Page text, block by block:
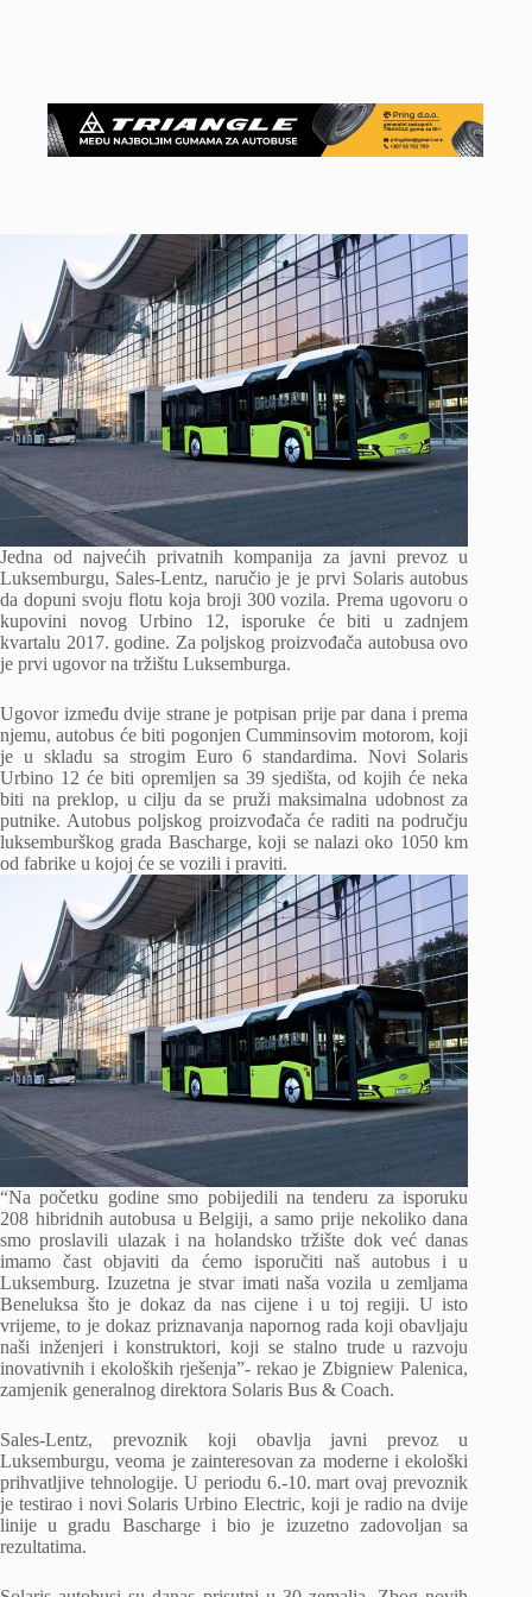
Jedna od najvećih privatnih kompanija za javni prevoz u
Luksemburgu, Sales-Lentz, naručio je je prvi Solaris autobus
da dopuni svoju flotu koja broji 300 vozila. Prema ugovoru o
kupovini novog Urbino 12, isporuke će biti u zadnjem
kvartalu 2017. godine. Za poljskog proizvođača autobusa ovo
je prvi ugovor na tržištu Luksemburga.
Ugovor između dvije strane je potpisan prije par dana i prema
njemu, autobus će biti pogonjen Cumminsovim motorom, koji
je u skladu sa strogim Euro 6 standardima. Novi Solaris
Urbino 12 će biti opremljen sa 39 sjedišta, od kojih će neka
biti na preklop, u cilju da se pruži maksimalna udobnost za
putnike. Autobus poljskog proizvođača će raditi na području
luksemburškog grada Bascharge, koji se nalazi oko 1050 km
od fabrike u kojoj će se vozili i praviti.
“Na početku godine smo pobijedili na tenderu za isporuku
208 hibridnih autobusa u Belgiji, a samo prije nekoliko dana
smo proslavili ulazak i na holandsko tržište dok već danas
imamo čast objaviti da ćemo isporučiti naš autobus i u
Luksemburg. Izuzetna je stvar imati naša vozila u zemljama
Beneluksa što je dokaz da nas cijene i u toj regiji. U isto
vrijeme, to je dokaz priznavanja napornog rada koji obavljaju
naši inženjeri i konstruktori, koji se stalno trude u razvoju
inovativnih i ekoloških rješenja”- rekao je Zbigniew Palenica,
zamjenik generalnog direktora Solaris Bus & Coach.
Sales-Lentz, prevoznik koji obavlja javni prevoz u
Luksemburgu, veoma je zainteresovan za moderne i ekološki
prihvatljive tehnologije. U periodu 6.-10. mart ovaj prevoznik
je testirao i novi Solaris Urbino Electric, koji je radio na dvije
linije u gradu Bascharge i bio je izuzetno zadovoljan sa
rezultatima.